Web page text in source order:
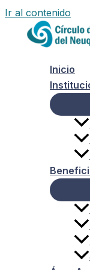
Ir al contenido
Inicio